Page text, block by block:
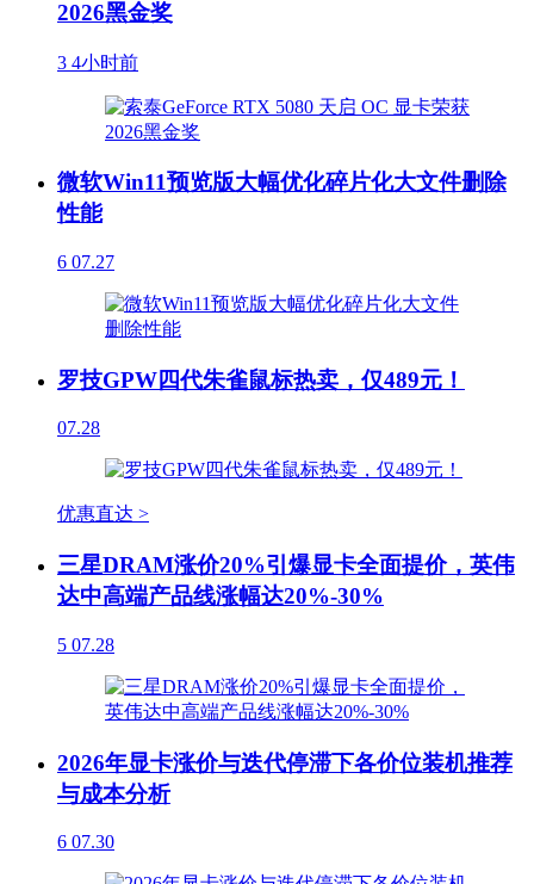
2026黑金奖
3 4小时前
微软Win11预览版大幅优化碎片化大文件删除
性能
6 07.27
罗技GPW四代朱雀鼠标热卖，仅489元！
07.28
优惠直达 >
三星DRAM涨价20%引爆显卡全面提价，英伟
达中高端产品线涨幅达20%-30%
5 07.28
2026年显卡涨价与迭代停滞下各价位装机推荐
与成本分析
6 07.30